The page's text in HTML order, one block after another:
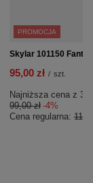
PROMOCJA
Skylar 101150
95,00 zł / szt.
Najniższa cena z
99,00 zł -4%
Cena regularna: